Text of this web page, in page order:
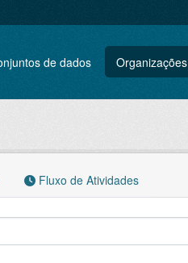
de dados Organizações
Fluxo de Atividades